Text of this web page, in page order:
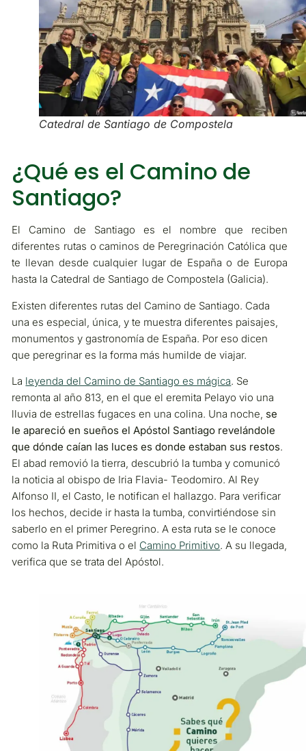
Catedral de Santiago de Compostela
¿Qué es el Camino de
Santiago?
El Camino de Santiago es el nombre que reciben
diferentes rutas o caminos de Peregrinación Católica que
te llevan desde cualquier lugar de España o de Europa
hasta la Catedral de Santiago de Compostela (Galicia).
Existen diferentes rutas del Camino de Santiago. Cada
una es especial, única, y te muestra diferentes paisajes,
monumentos y gastronomía de España. Por eso dicen
que peregrinar es la forma más humilde de viajar.
La leyenda del Camino de Santiago es mágica. Se
remonta al año 813, en el que el eremita Pelayo vio una
lluvia de estrellas fugaces en una colina. Una noche, se
le apareció en sueños el Apóstol Santiago revelándole
que dónde caían las luces es donde estaban sus restos.
El abad removió la tierra, descubrió la tumba y comunicó
la noticia al obispo de Iria Flavia- Teodomiro. Al Rey
Alfonso II, el Casto, le notifican el hallazgo. Para verificar
los hechos, decide ir hasta la tumba, convirtiéndose sin
saberlo en el primer Peregrino. A esta ruta se le conoce
como la Ruta Primitiva o el Camino Primitivo. A su llegada,
verifica que se trata del Apóstol.